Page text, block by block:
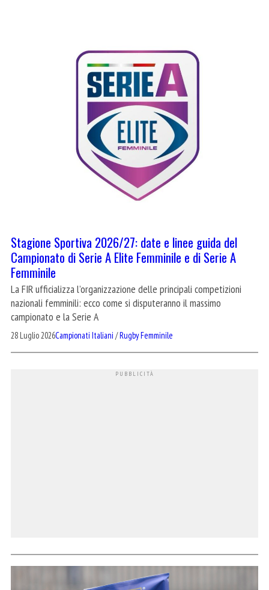
Stagione Sportiva 2026/27: date e linee guida del
Campionato di Serie A Elite Femminile e di Serie A
Femminile
La FIR ufficializza l’organizzazione delle principali competizioni
nazionali femminili: ecco come si disputeranno il massimo
campionato e la Serie A
28 Luglio 2026Campionati Italiani /Rugby Femminile